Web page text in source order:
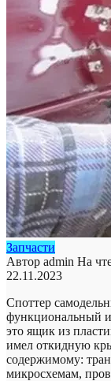
Запчасти
Автор admin На
22.11.2023
Споттер
функциональный и
это ящик из
имел откидную
содержимому:
микросхемам,